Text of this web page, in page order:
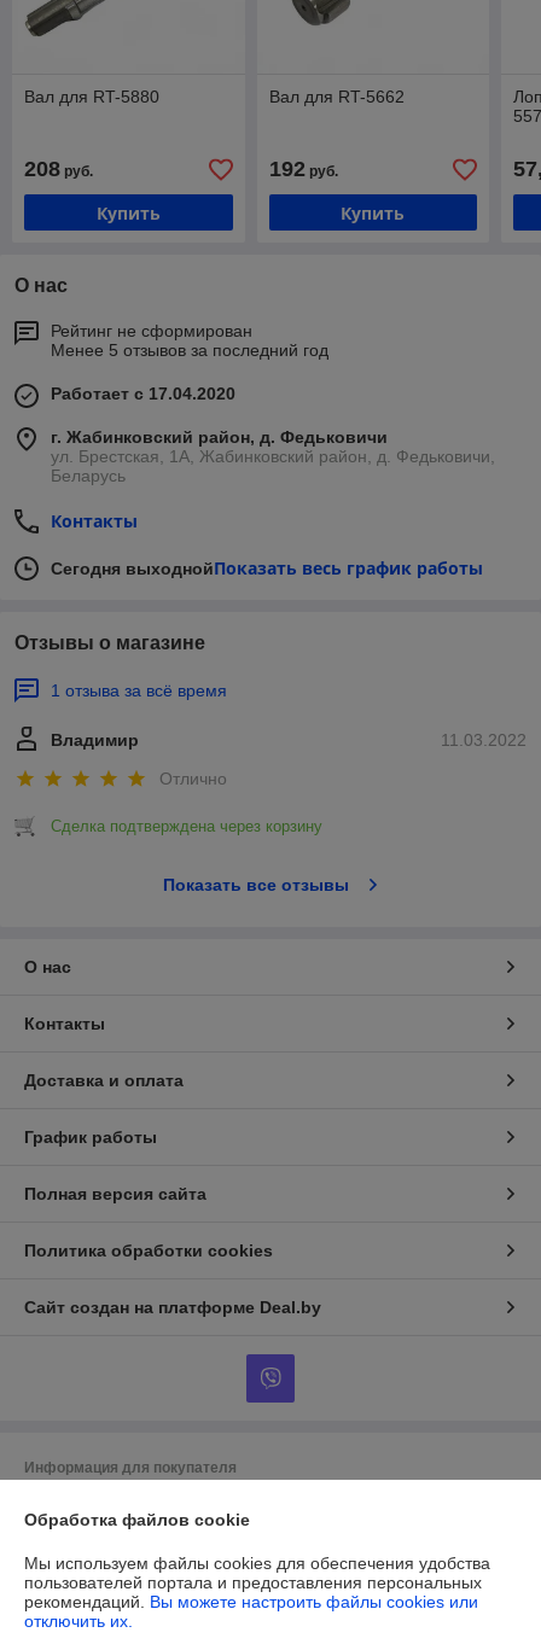
Вал для RT-5880
208 руб.
Купить
Вал для RT-5662
192руб.
Купить
О нас
Рейтинг не сформирован
Менее 5 отзывов за последний год
Работает с 17.04.2020
г. Жабинковский район, д. Федьковичи
ул. Брестская, 1А, Жабинковский район, д. Федьковичи,
Беларусь
Контакты
Сегодня выходнойПоказать весь график работы
Отзывы о магазине
1 отзыва за всё время
11.03.2022
Владимир
Отлично
Сделка подтверждена через корзину
Показать все отзывы
О нас
Контакты
Доставка и оплата
График работы
Полная версия сайта
Политика обработки cookies
Сайт создан на платформе Deal.by
Информация для покупателя
ОТВЕТСТВЕННОСТЬЮ «МАЙАКС»
Брестская, 1А
Регистрационный номер ЕГР: 291188890
Обработка файлов cookie
Мы используем файлы cookies для обеспечения удобства
пользователей портала и предоставления персональных
рекомендаций. Вы можете настроить файлы cookies или
отключить их.